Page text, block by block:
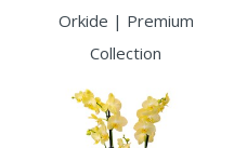
Orkide | Premium
Collection